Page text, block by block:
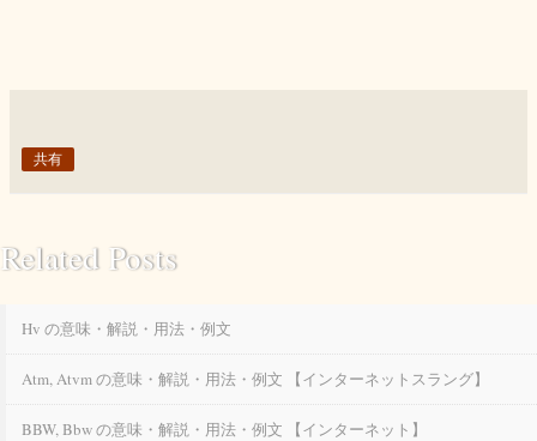
共有
Related Posts
Hv の意味・解説・用法・例文
Atm, Atvm の意味・解説・用法・例文 【インターネットスラング】
BBW, Bbw の意味・解説・用法・例文 【インターネット】